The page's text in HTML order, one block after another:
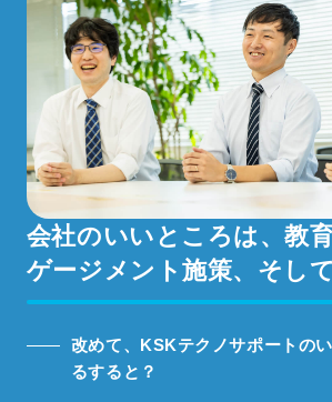
会社のいいところは、教
ゲージメント施策、 そし
改めて、KSKテクノサポートの
るすると？